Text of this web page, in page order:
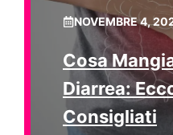
NOVEMBRE 4,
Cosa
Diarrea:
Consigliati